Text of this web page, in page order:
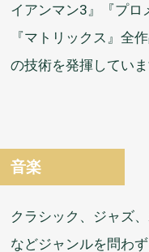
イアンマン3』『プロ
『マトリックス』全
の技術を発揮 していま
音楽
クラシック、ジャズ
などジャンルを問わ